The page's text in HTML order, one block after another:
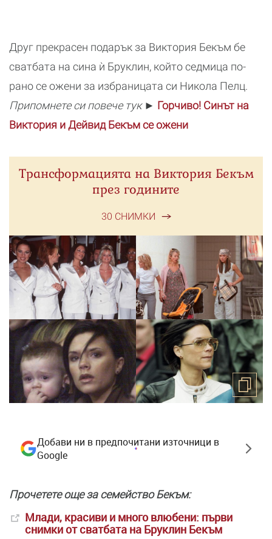
Друг прекрасен подарък за Виктория Бекъм бе
сватбата на сина ѝ Бруклин, който седмица по-
рано се ожени за избраницата си Никола Пелц.
Припомнете си повече тук ► Горчиво! Синът на
Виктория и Дейвид Бекъм се ожени
Трансформацията на Виктория Бекъм
през годините
30 СНИМКИ
Добави ни в предпочитани източници в
Google
Прочетете още за семейство Бекъм:
Млади, красиви и много влюбени: първи
снимки от сватбата на Бруклин Бекъм